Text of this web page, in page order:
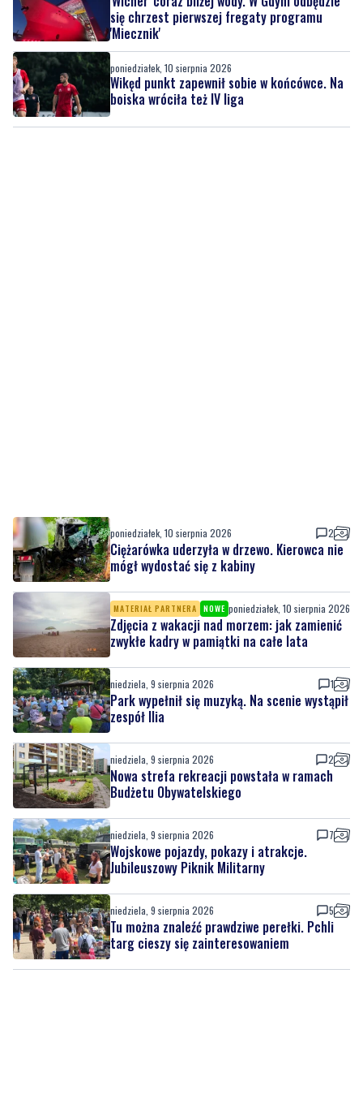
się chrzest pierwszej fregaty programu
'Miecznik'
poniedziałek, 10 sierpnia 2026
Wikęd punkt zapewnił sobie w końcówce. Na
boiska wróciła też IV liga
poniedziałek, 10 sierpnia 2026 2
Ciężarówka uderzyła w drzewo. Kierowca nie
mógł wydostać się z kabiny
MATERIAŁ PARTNERA NOWE poniedziałek, 10 sierpnia 2026
Zdjęcia z wakacji nad morzem: jak zamienić
zwykłe kadry w pamiątki na całe lata
niedziela, 9 sierpnia 2026 1
Park wypełnił się muzyką. Na scenie wystąpił
zespół Ilia
niedziela, 9 sierpnia 2026 2
Nowa strefa rekreacji powstała w ramach
Budżetu Obywatelskiego
niedziela, 9 sierpnia 2026 7
Wojskowe pojazdy, pokazy i atrakcje.
Jubileuszowy Piknik Militarny
niedziela, 9 sierpnia 2026 5
Tu można znaleźć prawdziwe perełki. Pchli
targ cieszy się zainteresowaniem